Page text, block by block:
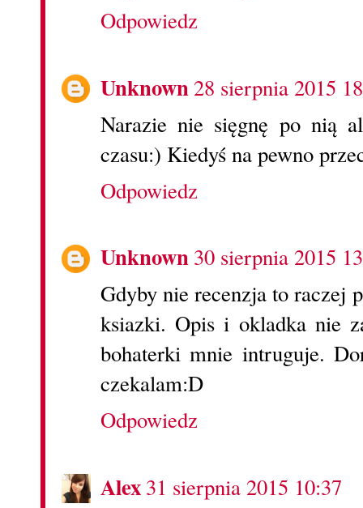
Odpowiedz
Unknown28 sierpnia 2015
Narazie nie sięgnę po nią
czasu:) Kiedyś na pewno
Odpowiedz
Unknown30 sierpnia 2015
Gdyby nie recenzja to raczej
ksiazki. Opis i okladka nie
bohaterki mnie intruguje.
czekalam:D
Odpowiedz
Alex31 sierpnia 2015 10:37